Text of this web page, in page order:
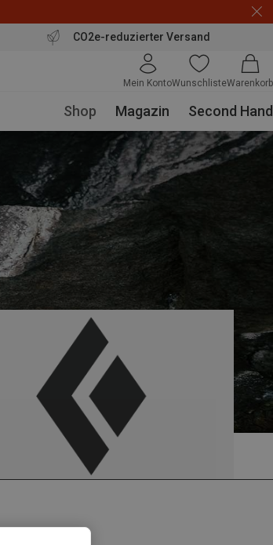
CO2e-reduzierter Versand
Mein KontoWunschlisteWarenkorb
Shop Magazin Second Hand